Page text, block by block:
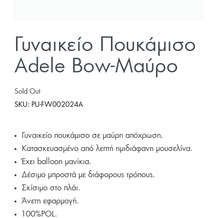
Γυναικείο Πουκάμισο
Adele Bow-Μαύρο
Sold Out
SKU: PU-FW002024A
Γυναικείο πουκάμισο σε μαύρη απόχρωση.
Κατασκευασμένο από λεπτή ημιδιάφανη μουσελίνα.
Έχει ballοon μανίκια.
Δέσιμο μπροστά με διάφορους τρόπους.
Σκίσιμο στο πλάι.
Άνετη εφαρμογή.
100%POL.